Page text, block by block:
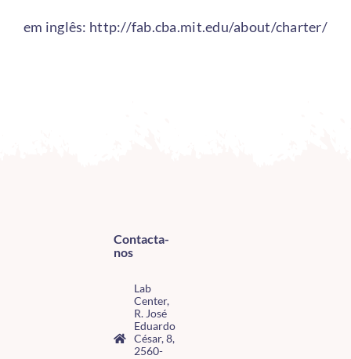
em inglês: http://fab.cba.mit.edu/about/charter/
Contacta-
nos
Lab
Center,
R. José
Eduardo
César, 8,
2560-